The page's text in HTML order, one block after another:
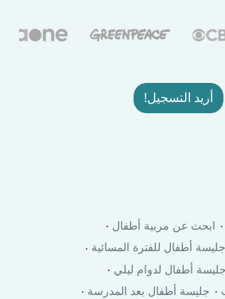
أريد التسجيل!
ابحث عن مربية أطفال
جليسة أطفال للفترة المسائية
جليسة أطفال لدوام ليلي
جليسة أطفال بعد المدرسة